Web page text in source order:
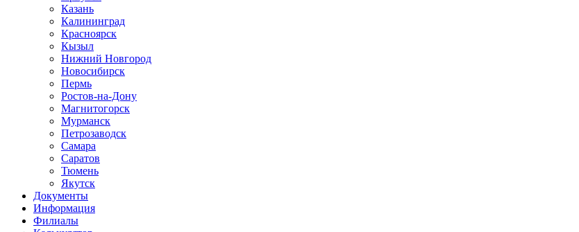
Казань
Калининград
Красноярск
Кызыл
Нижний Новгород
Новосибирск
Пермь
Ростов-на-Дону
Магнитогорск
Мурманск
Петрозаводск
Самара
Саратов
Тюмень
Якутск
Документы
Информация
Филиалы